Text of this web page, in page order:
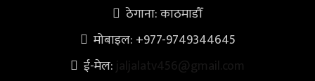
ठेगाना: काठमाडौँ
मोबाइल: +977-9749344645
ई-मेल: jaljalatv456@gmail.com